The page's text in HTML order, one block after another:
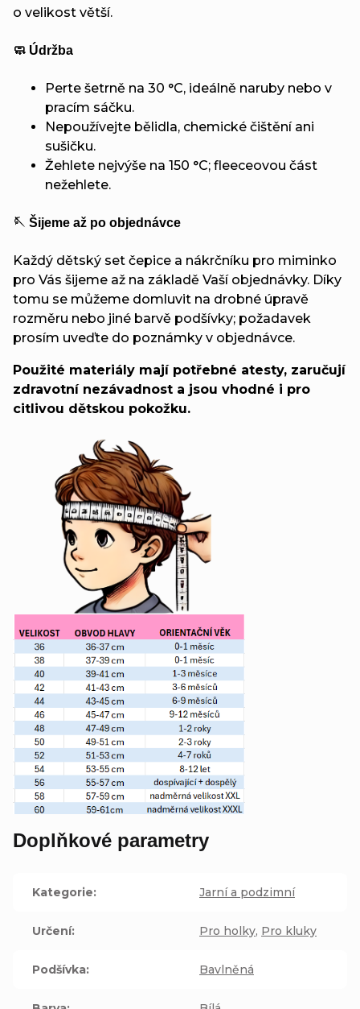
o velikost větší.
🧼 Údržba
Perte šetrně na 30 °C, ideálně naruby nebo v
pracím sáčku.
Nepoužívejte bělidla, chemické čištění ani
sušičku.
Žehlete nejvýše na 150 °C; fleeceovou část
nežehlete.
🪡 Šijeme až po objednávce
Každý dětský set čepice a nákrčníku pro miminko
pro Vás šijeme až na základě Vaší objednávky. Díky
tomu se můžeme domluvit na drobné úpravě
rozměru nebo jiné barvě podšívky; požadavek
prosím uveďte do poznámky v objednávce.
Použité materiály mají potřebné atesty, zaručují
zdravotní nezávadnost a jsou vhodné i pro
citlivou dětskou pokožku.
Doplňkové parametry
Kategorie: Jarní a podzimní
Určení: Pro holky, Pro kluky
Podšívka: Bavlněná